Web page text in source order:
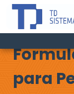
para